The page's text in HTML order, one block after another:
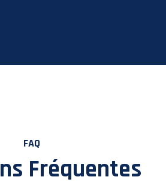
FAQ
Fréquentes